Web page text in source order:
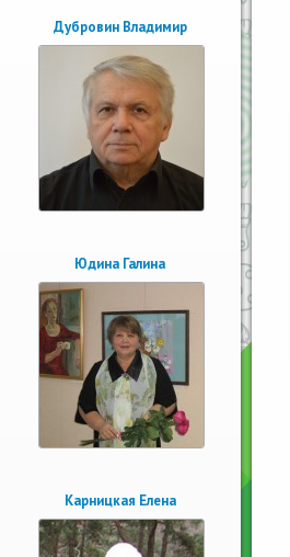
Дубровин Владимир
Юдина Галина
Карницкая Елена